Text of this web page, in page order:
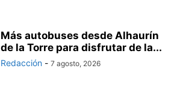
Más autobuses desde Alhaurín
de la Torre para disfrutar de la...
Redacción - 7 agosto, 2026